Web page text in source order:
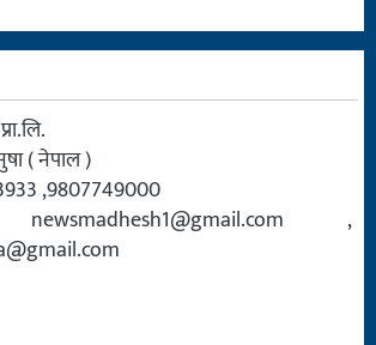
( नेपाल )
,9807749000
newsmadhesh1@gmail.com ,